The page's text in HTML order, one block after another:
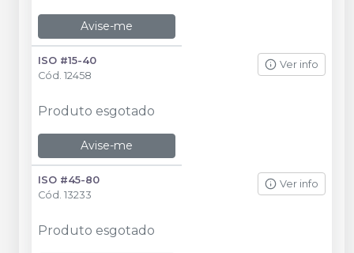
Avise-me
ISO #15-40
Cód. 12458
Ver info
Produto esgotado
Avise-me
ISO #45-80
Cód. 13233
Ver info
Produto esgotado